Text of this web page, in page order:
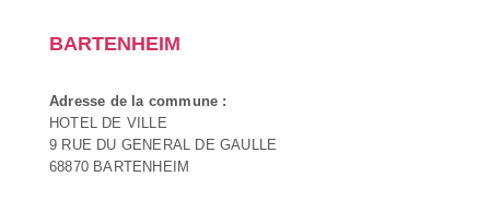
BARTENHEIM
Adresse de la commune :
HOTEL DE VILLE
9 RUE DU GENERAL DE GAULLE
68870 BARTENHEIM